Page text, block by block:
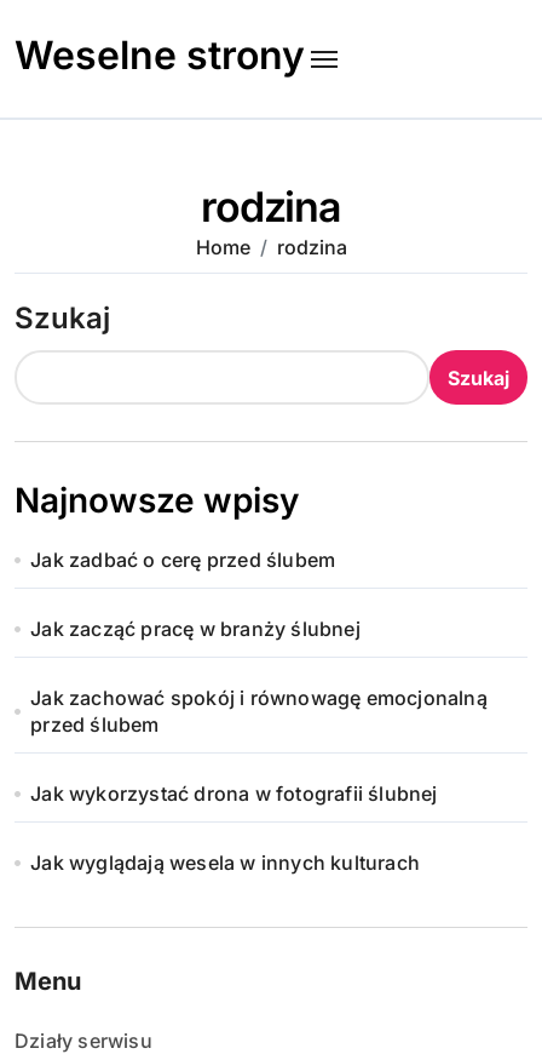
to
content
Weselne strony
rodzina
Home rodzina
Szukaj
Szukaj
Najnowsze wpisy
Jak zadbać o cerę przed ślubem
Jak zacząć pracę w branży ślubnej
Jak zachować spokój i równowagę emocjonalną
przed ślubem
Jak wykorzystać drona w fotografii ślubnej
Jak wyglądają wesela w innych kulturach
Menu
Działy serwisu